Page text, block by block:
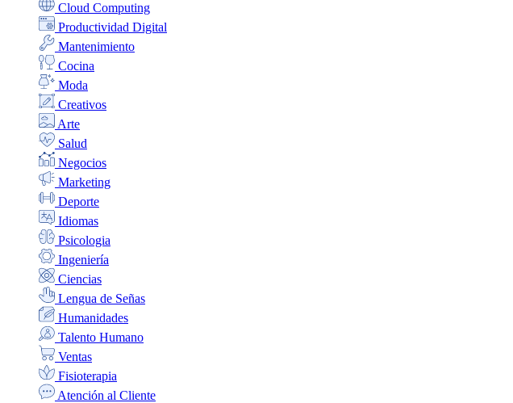
Cloud Computing
Productividad Digital
Mantenimiento
Cocina
Moda
Creativos
Arte
Salud
Negocios
Marketing
Deporte
Idiomas
Psicologia
Ingeniería
Ciencias
Lengua de Señas
Humanidades
Talento Humano
Ventas
Fisioterapia
Atención al Cliente